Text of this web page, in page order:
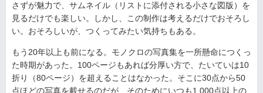
さずが魅力で、サムネイル（リストに添付される小さな図版）を
見るだけでも楽しい。しかし、この制作は考えるだけでおそろし
い。おそろしいが、つくってみたい気持ちもある。
もう20年以上も前になる。モノクロの写真集を一所懸命につくっ
た時期があった。100ページもあれば分厚い方で、たいていは10
折り（80ページ）を超えることはなかった。そこに30点から50
点ほどの写真を載せるのだが、そのためにいつも1,000点以上の